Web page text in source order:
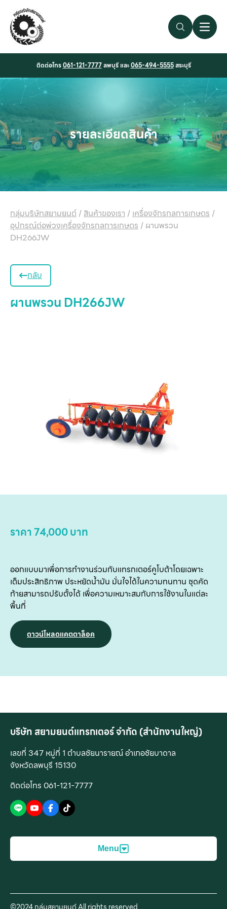
Search Link
Open
ติดต่อโทร061-121-7777ลพบุรี และ065-494-5555สระบุรี
รายละเอียดสินค้า
กลุ่มบริษัทสยามยนต์ /สินค้าของเรา /เครื่องจักรกลการเกษตร /
อุปกรณ์ต่อพ่วงเครื่องจักรกลการเกษตร / ผานพรวน
DH266JW
กลับ
ผานพรวน DH266JW
ราคา 74,000 บาท
ออกแบบมาเพื่อการทำงานร่วมกับแทรกเตอร์คูโบต้าโดยเฉพาะ
เต็มประสิทธิภาพ ประหยัดน้ำมัน มั่นใจได้ในความทนทาน ชุดคัด
ท้ายสามารถปรับตั้งได้ เพื่อความเหมาะสมกับการใช้งานในแต่ละ
พื้นที่
ดาวน์โหลดแคตตาล็อค
บริษัท สยามยนต์แทรกเตอร์ จำกัด (สำนักงานใหญ่)
เลขที่ 347 หมู่ที่ 1 ตำบลชัยนารายณ์ อำเภอชัยบาดาล
จังหวัดลพบุรี 15130
ติดต่อโทร 061-121-7777
Menu
©2024 กลุ่มสยามยนต์ All rights reserved.